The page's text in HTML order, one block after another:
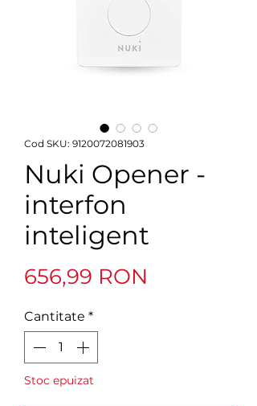
Cod SKU: 9120072081903
Nuki Opener -
interfon
inteligent
656,99 RON
Cantitate *
Stoc epuizat